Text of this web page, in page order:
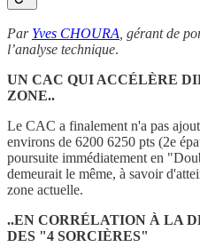
Par Yves CHOURA , gérant de
l’analyse technique.
UN CAC QUI ACCÉLÈRE
ZONE..
Le CAC a finalement n'a pas
environs de 6200 6250 pts (2e
poursuite immédiatement en
demeurait le même, à savoir
zone actuelle.
..EN CORRÉLATION À LA
DES "4 SORCIÈRES"